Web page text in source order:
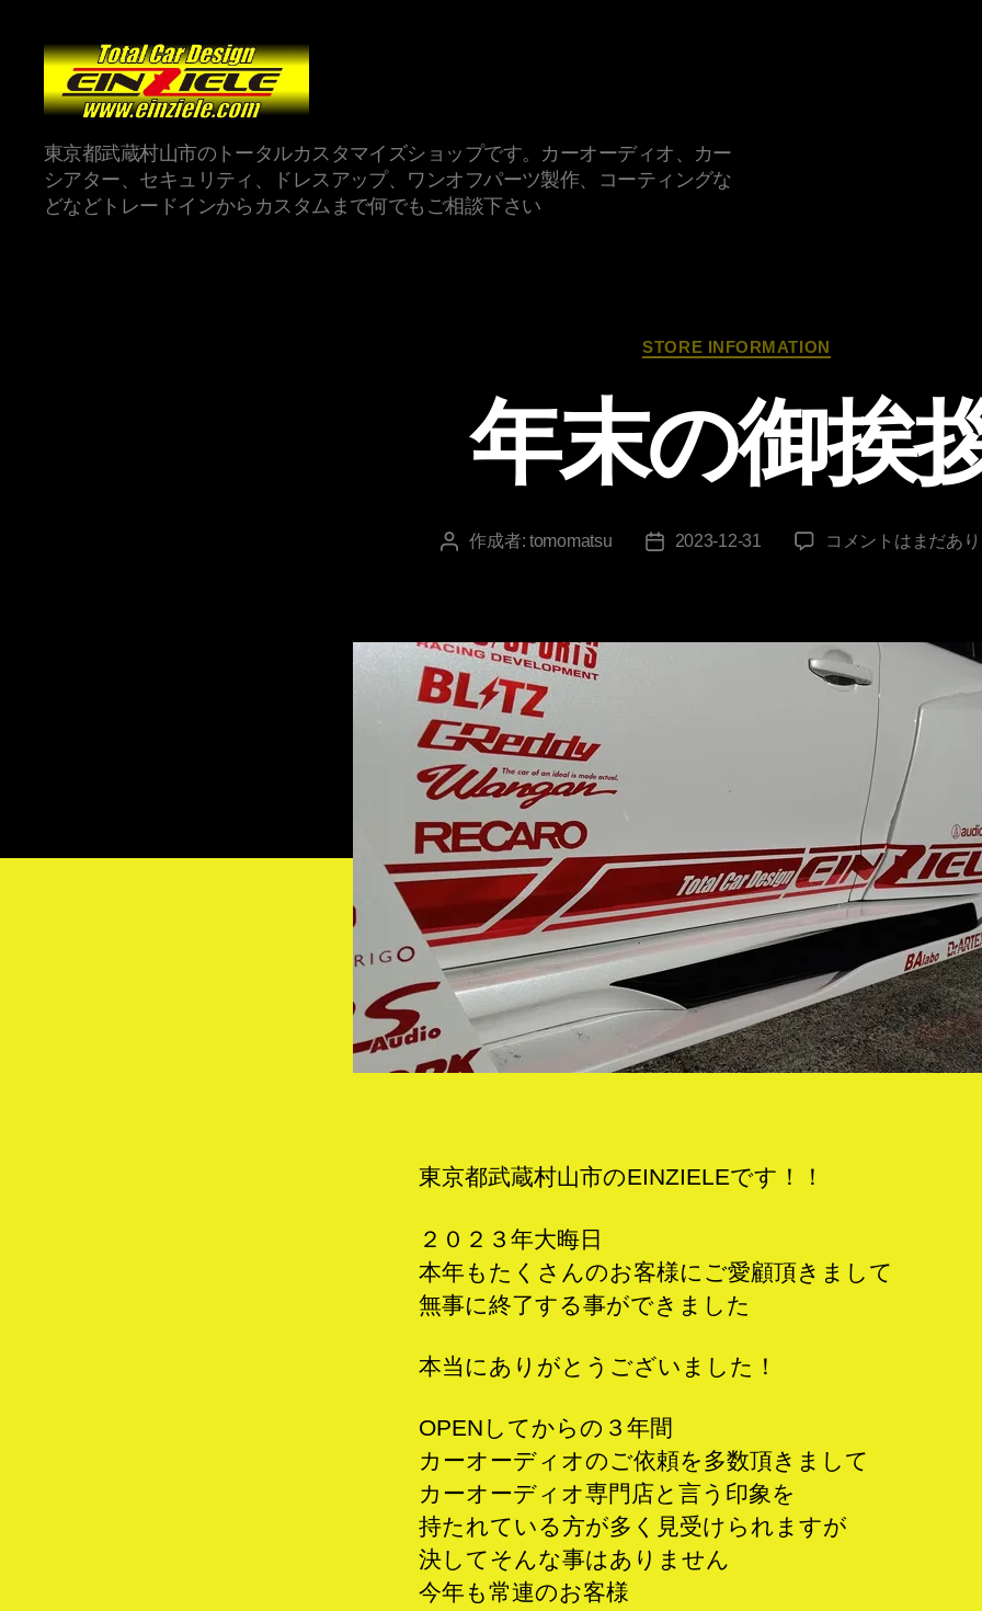
東京都武蔵村山市のトータルカスタマイズショップです。カーオーディオ、カー
シアター、セキュリティ、ドレスアップ、ワンオフパーツ製作、コーティングな
どなどトレードインからカスタムまで何でもご相談下さい
カ
テ
リ
ー
STORE INFORMATION
年末の御挨
投
作成者: tomomatsu
投
2023-12-31
年
挨
拶
コメントはまだあ
東京都武蔵村山市のEINZIELEです！！
２０２３年大晦日
本年もたくさんのお客様にご愛顧頂きまして
無事に終了する事ができました
本当にありがとうございました！
OPENしてからの３年間
カーオーディオのご依頼を多数頂きまして
カーオーディオ専門店と言う印象を
持たれている方が多く見受けられますが
決してそんな事はありません
今年も常連のお客様